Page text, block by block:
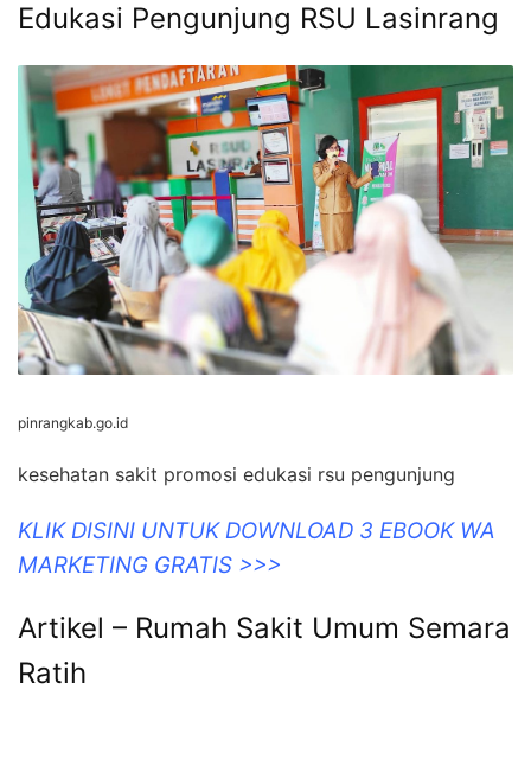
Edukasi Pengunjung RSU Lasinrang
pinrangkab.go.id
kesehatan sakit promosi edukasi rsu pengunjung
KLIK DISINI UNTUK DOWNLOAD 3 EBOOK WA
MARKETING GRATIS >>>
Artikel – Rumah Sakit Umum Semara
Ratih